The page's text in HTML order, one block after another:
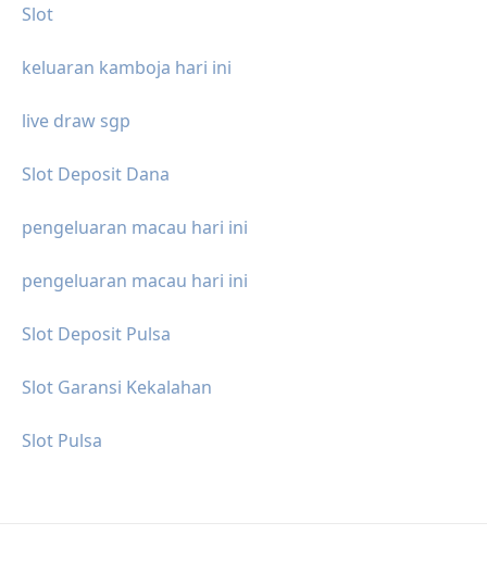
Slot
keluaran kamboja hari ini
live draw sgp
Slot Deposit Dana
pengeluaran macau hari ini
pengeluaran macau hari ini
Slot Deposit Pulsa
Slot Garansi Kekalahan
Slot Pulsa